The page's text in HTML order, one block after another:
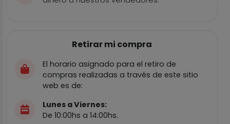
Retirar mi compra
El horario asignado para el retiro de
compras realizadas a través de este sitio
web es de:
Lunes a Viernes:
De 10:00hs a 14:00hs.